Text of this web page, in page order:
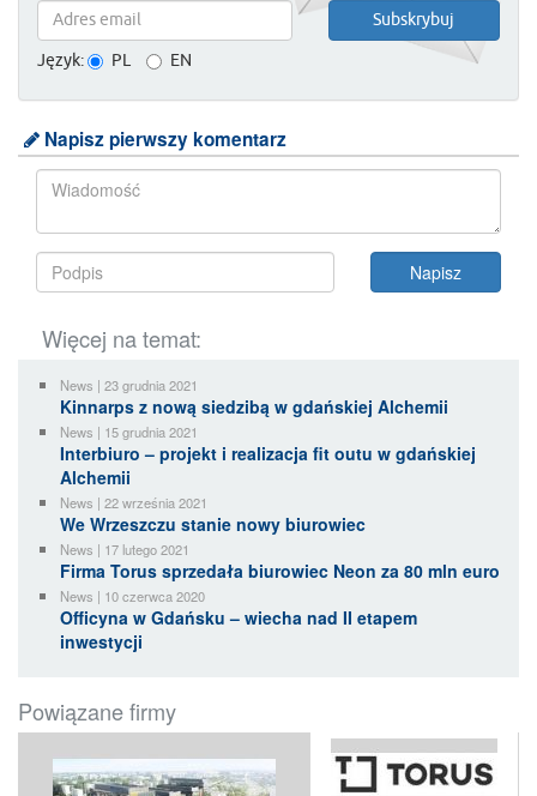
Język: PL EN
Napisz pierwszy komentarz
Więcej na temat:
News | 23 grudnia 2021
Kinnarps z nową siedzibą w gdańskiej Alchemii
News | 15 grudnia 2021
Interbiuro – projekt i realizacja fit outu w gdańskiej
Alchemii
News | 22 września 2021
We Wrzeszczu stanie nowy biurowiec
News | 17 lutego 2021
Firma Torus sprzedała biurowiec Neon za 80 mln euro
News | 10 czerwca 2020
Officyna w Gdańsku – wiecha nad II etapem
inwestycji
Powiązane firmy